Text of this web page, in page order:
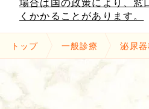
くかかることがあります。
トップ 一般診療 泌尿器